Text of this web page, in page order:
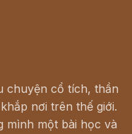
chuyện cổ tích, thần
nơi trên thế giới.
mình một bài học và